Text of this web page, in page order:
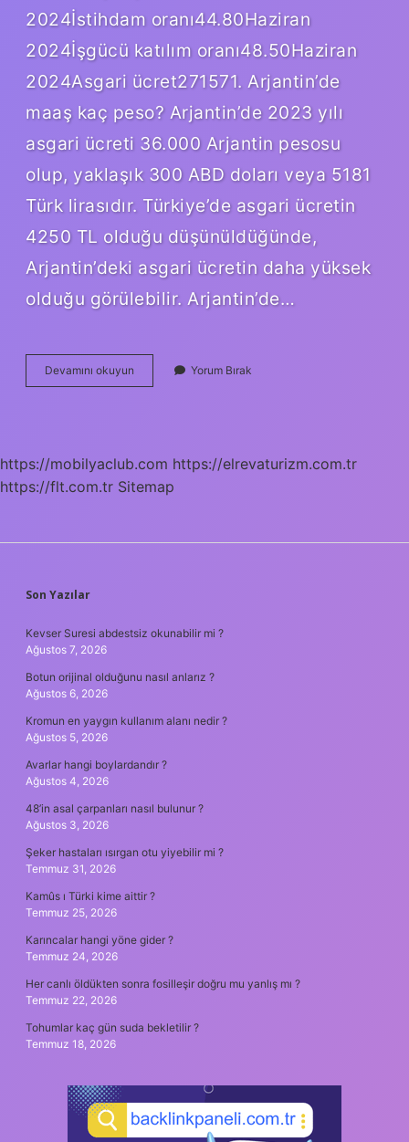
2024İstihdam oranı44.80Haziran
2024İşgücü katılım oranı48.50Haziran
2024Asgari ücret271571. Arjantin’de
maaş kaç peso? Arjantin’de 2023 yılı
asgari ücreti 36.000 Arjantin pesosu
olup, yaklaşık 300 ABD doları veya 5181
Türk lirasıdır. Türkiye’de asgari ücretin
4250 TL olduğu düşünüldüğünde,
Arjantin’deki asgari ücretin daha yüksek
olduğu görülebilir. Arjantin’de…
Devamını okuyun
Asgari
Yorum Bırak
https://mobilyaclub.com https://elrevaturizm.com.tr
https://flt.com.tr Sitemap
SIDEBAR
Son Yazılar
Kevser Suresi abdestsiz okunabilir mi ?
Ağustos 7, 2026
Botun orijinal olduğunu nasıl anlarız ?
Ağustos 6, 2026
Kromun en yaygın kullanım alanı nedir ?
Ağustos 5, 2026
Avarlar hangi boylardandır ?
Ağustos 4, 2026
48’in asal çarpanları nasıl bulunur ?
Ağustos 3, 2026
Şeker hastaları ısırgan otu yiyebilir mi ?
Temmuz 31, 2026
Kamûs ı Türki kime aittir ?
Temmuz 25, 2026
Karıncalar hangi yöne gider ?
Temmuz 24, 2026
Her canlı öldükten sonra fosilleşir doğru mu yanlış mı ?
Temmuz 22, 2026
Tohumlar kaç gün suda bekletilir ?
Temmuz 18, 2026